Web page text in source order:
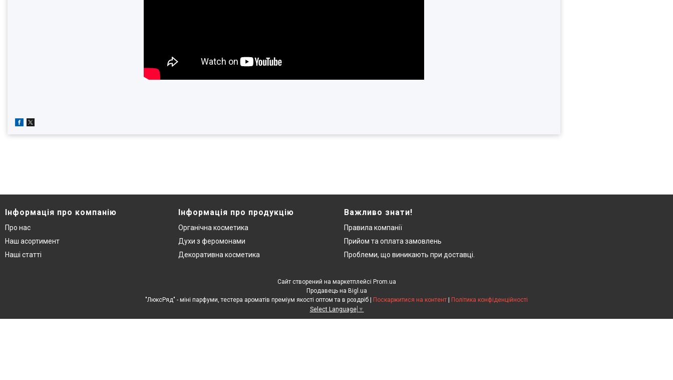
Інформація про компанію
Про нас
Наш асортимент
Наші статті
Інформація про продукцію
Органічна косметика
Духи з феромонами
Декоративна косметика
Важливо знати!
Правила компанії
Прийом та оплата замовлень
Проблеми, що виникають при доставці.
Сайт створений на маркетплейсі Prom.ua
Продавець на Bigl.ua
"ЛюксРяд" - міні парфуми, тестера ароматів преміум якості оптом та в роздріб | Поскаржитися на контент | Політика конфіденційності
Select Language ▼